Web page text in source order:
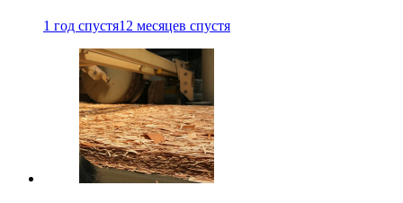
1 год спустя12 месяцев спустя